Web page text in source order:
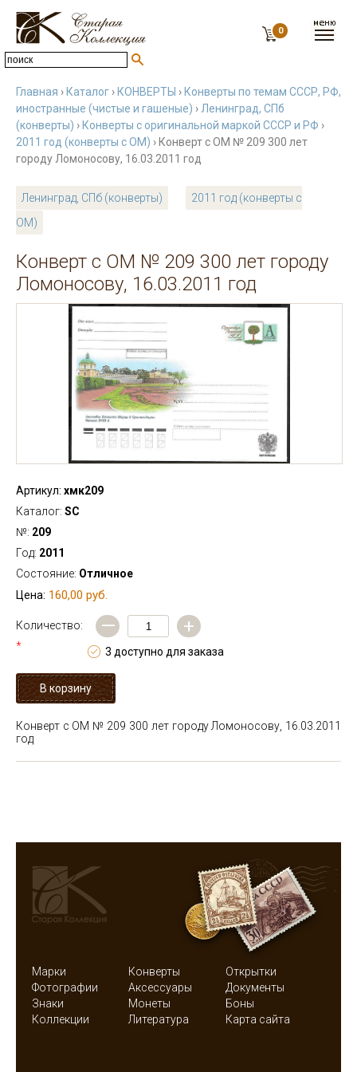
0
Главная › Каталог › КОНВЕРТЫ › Конверты по темам СССР, РФ,
иностранные (чистые и гашеные) › Ленинград, СПб
(конверты) › Конверты с оригинальной маркой СССР и РФ ›
2011 год (конверты с ОМ) › Конверт с ОМ № 209 300 лет
городу Ломоносову, 16.03.2011 год
Ленинград, СПб (конверты)
2011 год (конверты с
ОМ)
Конверт с ОМ № 209 300 лет городу
Ломоносову, 16.03.2011 год
Артикул: хмк209
Каталог: SC
№: 209
Год: 2011
Состояние: Отличное
Цена: 160,00 руб.
Количество:
*
— +
3 доступно для заказа
Конверт с ОМ № 209 300 лет городу Ломоносову, 16.03.2011
год
Марки Конверты
Открытки
Фотографии
Аксессуары
Документы
Знаки
Монеты
Боны
Коллекции
Литература Карта сайта